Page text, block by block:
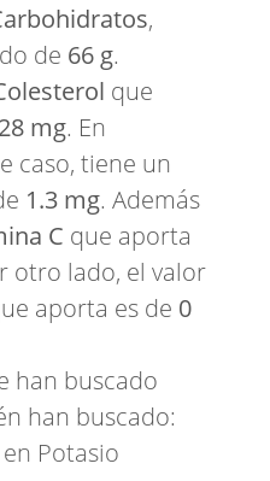
,
de 66 g.
que
28 mg. En
caso, tiene un
1.3 mg. Además
C que aporta
otro lado, el valor
aporta es de 0
han buscado
han buscado:
Potasio